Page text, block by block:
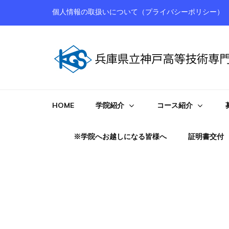
個人情報の取扱いについて（プライバシーポリシー）
HOME 学院紹介 コース紹介
※学院へお越しになる皆様へ 証明書交付